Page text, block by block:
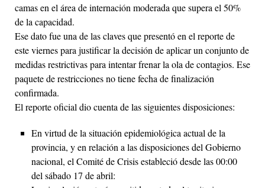
camas en el área de internación moderada que supera el 50%
de la capacidad.
Ese dato fue una de las claves que presentó en el reporte de
este viernes para justificar la decisión de aplicar un conjunto de
medidas restrictivas para intentar frenar la ola de contagios. Ese
paquete de restricciones no tiene fecha de finalización
confirmada.
El reporte oficial dio cuenta de las siguientes disposiciones:
En virtud de la situación epidemiológica actual de la
provincia, y en relación a las disposiciones del Gobierno
nacional, el Comité de Crisis estableció desde las 00:00
del sábado 17 de abril: